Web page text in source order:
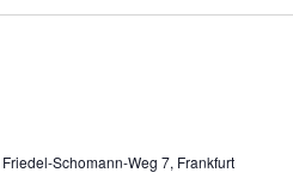
Friedel-Schomann-Weg 7, Frankfurt